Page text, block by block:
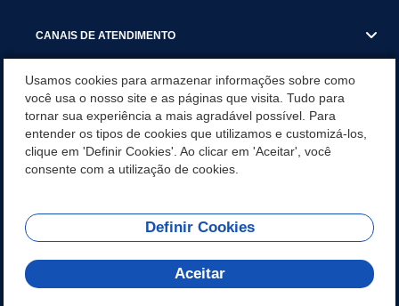
CANAIS DE ATENDIMENTO
GALERIA DE APLICATIVOS
CONTEÚDO INICIAL
MINHAS SOLICITAÇÕES
Usamos cookies para armazenar informações sobre como
você usa o nosso site e as páginas que visita. Tudo para
tornar sua experiência a mais agradável possível. Para
entender os tipos de cookies que utilizamos e customizá-los,
clique em 'Definir Cookies'. Ao clicar em 'Aceitar', você
consente com a utilização de cookies.
Definir Cookies
Aceitar